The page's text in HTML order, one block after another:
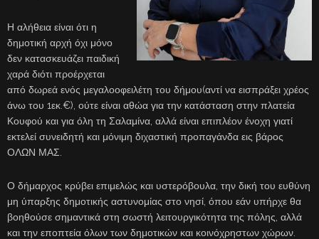
Η αλήθεια είναι ότι η
δημοτική αρχή όχι μόνο
δεν κατασκευάζει παιδική
χαρά διότι προέρχεται
από δωρεά ενός μεγαλοοφειλέτη του δήμου(αντί να εισπράξει χρέος
άνω του 1εκ.€), ούτε είναι αθώα για την κατάσταση στην πλατεία
Κουφού και για όλη τη Σαλαμίνα, αλλά είναι επιπλέον ένοχη γιατί
εκτελεί συνειδητή και μόνιμη διχαστική προπαγάνδα εις βάρος
ΟΛΩΝ ΜΑΣ.
Ο δήμαρχος κρύβει επιμελώς και υστερόβουλα, την δική του ευθύνη
μη ύπαρξης δημοτικής αστυνομίας στο νησί, όπου εάν υπήρχε θα
βοηθούσε σημαντικά στη σωστή λειτουργικότητα της πόλης, αλλά
και την εποπτεία όλων των δημοτικών και κοινόχρηστων χώρων.